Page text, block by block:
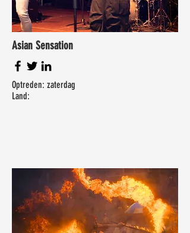
Asian Sensation
Optreden: zaterdag
Land: